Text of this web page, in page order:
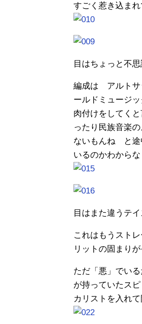
すごく惹き込ま
目はちょっと不
編成は アルトサ
ールドミュージ
肉付けをしてく
ったり民族音楽
ないもんね と途
いるのかわから
目はまた違うテ
これはもうスト
リットの固まり
ただ「悪」でい
が持っていたス
カリストを入れ